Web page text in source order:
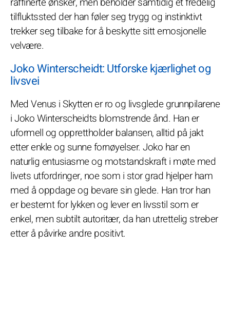
tilfluktssted der han føler seg trygg og instinktivt
trekker seg tilbake for å beskytte sitt emosjonelle
velvære.
Joko Winterscheidt: Utforske kjærlighet og
livsvei
Med Venus i Skytten er ro og livsglede grunnpilarene
i Joko Winterscheidts blomstrende ånd. Han er
uformell og opprettholder balansen, alltid på jakt
etter enkle og sunne fornøyelser. Joko har en
naturlig entusiasme og motstandskraft i møte med
livets utfordringer, noe som i stor grad hjelper ham
med å oppdage og bevare sin glede. Han tror han
er bestemt for lykken og lever en livsstil som er
enkel, men subtilt autoritær, da han utrettelig streber
etter å påvirke andre positivt.